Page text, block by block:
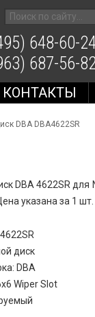
648-60-
687-56-82
КОНТАКТЫ
DBA DBA4622SR
DBA 4622SR для
указана за 1 шт.
диск
DBA
Wiper Slot